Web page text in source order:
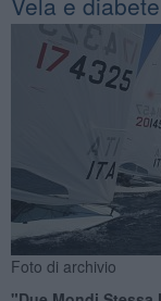
Foto di archivio